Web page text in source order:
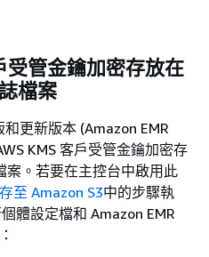
受管金鑰加密存放在
檔案
更新版本 (Amazon EMR
KMS 客戶受管金鑰加密存
案。若要在主控台中啟用此
至 Amazon S3中的步驟執
體設定檔和 Amazon EMR